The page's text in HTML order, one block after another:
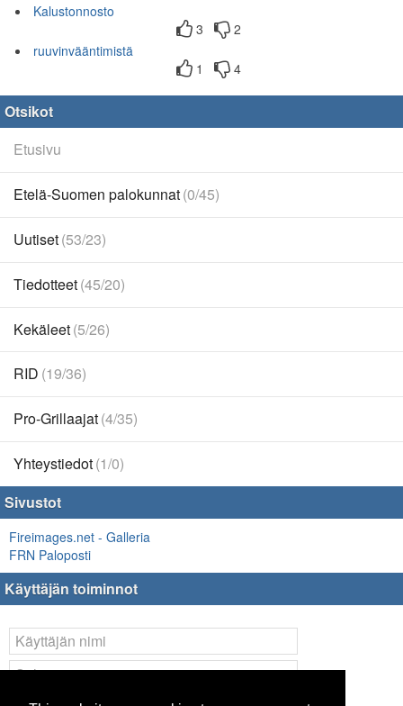
Kalustonnosto
3
2
ruuvinvääntimistä
1
4
Otsikot
Etusivu
Etelä-Suomen palokunnat(0/45)
Uutiset(53/23)
Tiedotteet(45/20)
Kekäleet(5/26)
RID (19/36)
Pro-Grillaajat(4/35)
Yhteystiedot(1/0)
Sivustot
Fireimages.net - Galleria
FRN Paloposti
Käyttäjän toiminnot